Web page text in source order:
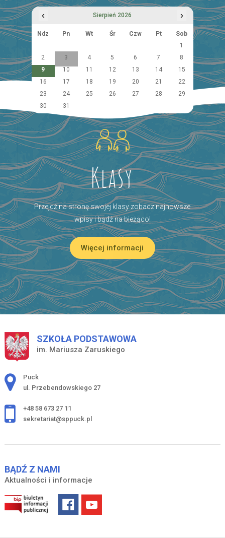
‹ Sierpień 2026 ›
Ndz Pn Wt Śr Czw Pt
Sob
1
2
3 4 5 6 7
8
9
10 11 12 13 14
15
16
17 18 19 20 21
22
23
24 25 26 27 28
29
30
31
Klasy
Przejdź na stronę swojej klasy zobacz najnowsze
wpisy i bądź na bieżąco!
Więcej informacji
SZKOŁA PODSTAWOWA
im. Mariusza Zaruskiego
Adres pocztowy:
Puck
ul. Przebendowskiego 27
+48 58 673 27 11
sekretariat@sppuck.pl
BĄDŹ Z NAMI
Aktualności i informacje